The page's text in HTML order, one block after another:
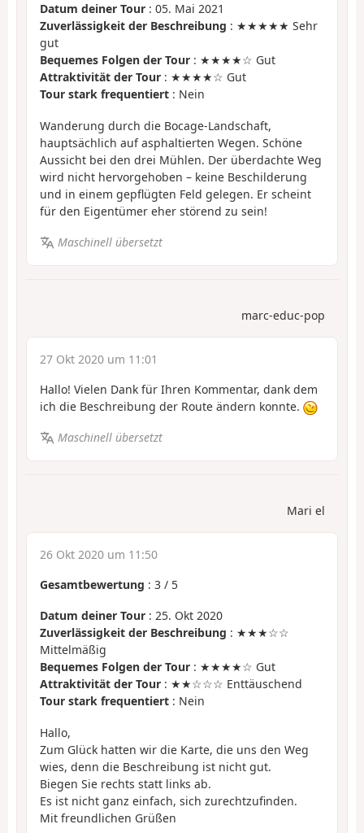
Datum deiner Tour : 05. Mai 2021
Zuverlässigkeit der Beschreibung : ★★★★★ Sehr
gut
Bequemes Folgen der Tour : ★★★★☆ Gut
Attraktivität der Tour : ★★★★☆ Gut
Tour stark frequentiert : Nein
Wanderung durch die Bocage-Landschaft,
hauptsächlich auf asphaltierten Wegen. Schöne
Aussicht bei den drei Mühlen. Der überdachte Weg
wird nicht hervorgehoben – keine Beschilderung
und in einem gepflügten Feld gelegen. Er scheint
für den Eigentümer eher störend zu sein!
Maschinell übersetzt
marc-educ-pop
27 Okt 2020 um 11:01
Hallo! Vielen Dank für Ihren Kommentar, dank dem
ich die Beschreibung der Route ändern konnte.
Maschinell übersetzt
Mari el
26 Okt 2020 um 11:50
Gesamtbewertung : 3 / 5
Datum deiner Tour : 25. Okt 2020
Zuverlässigkeit der Beschreibung : ★★★☆☆
Mittelmäßig
Bequemes Folgen der Tour : ★★★★☆ Gut
Attraktivität der Tour : ★★☆☆☆ Enttäuschend
Tour stark frequentiert : Nein
Hallo,
Zum Glück hatten wir die Karte, die uns den Weg
wies, denn die Beschreibung ist nicht gut.
Biegen Sie rechts statt links ab.
Es ist nicht ganz einfach, sich zurechtzufinden.
Mit freundlichen Grüßen